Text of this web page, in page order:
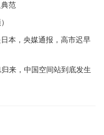
范
本，央媒通报，高市迟早
来，中国空间站到底发生